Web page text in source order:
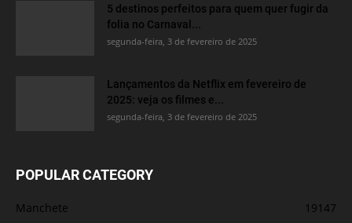
5 destinos perfeitos para quem quer fugir da
folia no Carnaval...
segunda-feira, 3 de fevereiro de 2025
Lançamentos da Netflix em fevereiro de
2025: veja os filmes e...
segunda-feira, 3 de fevereiro de 2025
POPULAR CATEGORY
Manchete
19147